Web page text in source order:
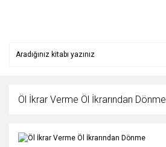
Öl İkrar Verme Öl İkrarından Dönme